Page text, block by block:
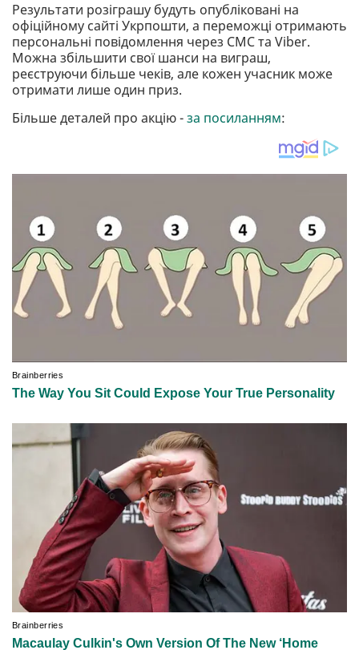
Результати розіграшу будуть опубліковані на
офіційному сайті Укрпошти, а переможці отримають
персональні повідомлення через СМС та Viber.
Можна збільшити свої шанси на виграш,
реєструючи більше чеків, але кожен учасник може
отримати лише один приз.
Більше деталей про акцію -за посиланням: